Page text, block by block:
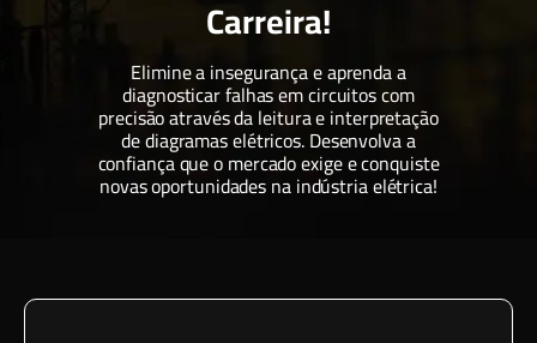
Carreira!
Elimine a insegurança e aprenda a
diagnosticar falhas em circuitos com
precisão através da leitura e interpretação
de diagramas elétricos. Desenvolva a
confiança que o mercado exige e conquiste
novas oportunidades na indústria elétrica!